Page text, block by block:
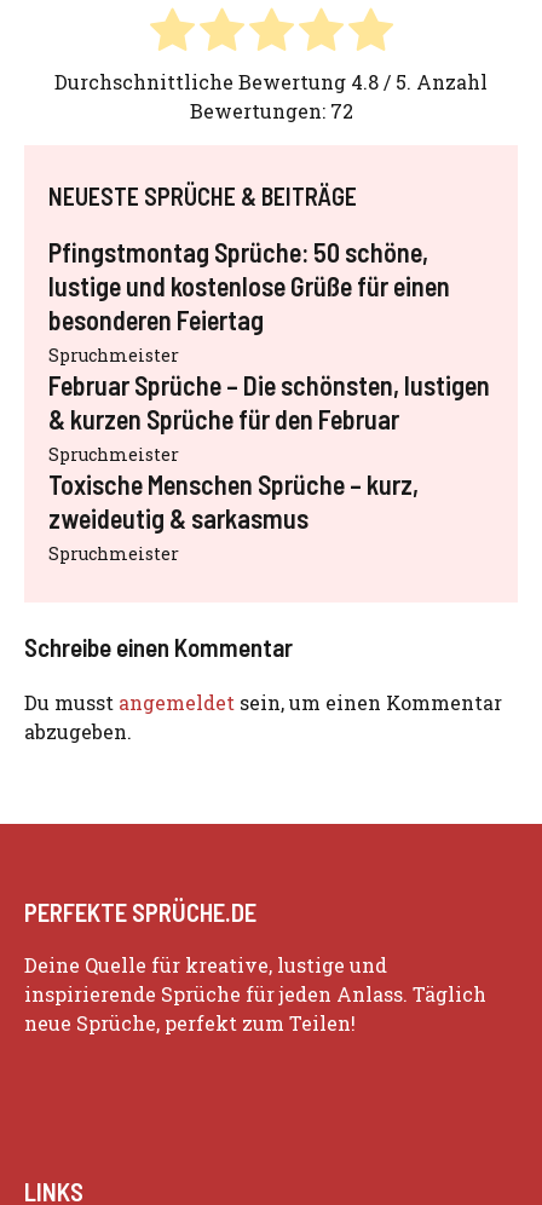
Durchschnittliche Bewertung 4.8 / 5. Anzahl
Bewertungen: 72
NEUESTE SPRÜCHE & BEITRÄGE
Pfingstmontag Sprüche: 50 schöne,
lustige und kostenlose Grüße für einen
besonderen Feiertag
Spruchmeister
Februar Sprüche – Die schönsten, lustigen
& kurzen Sprüche für den Februar
Spruchmeister
Toxische Menschen Sprüche – kurz,
zweideutig & sarkasmus
Spruchmeister
Schreibe einen Kommentar
Du musst angemeldet sein, um einen Kommentar
abzugeben.
PERFEKTE SPRÜCHE.DE
Deine Quelle für kreative, lustige und
inspirierende Sprüche für jeden Anlass. Täglich
neue Sprüche, perfekt zum Teilen!
LINKS